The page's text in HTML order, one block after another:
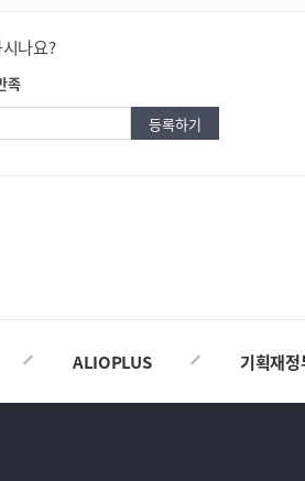
나요?
족
ALIOPLUS 기획재정